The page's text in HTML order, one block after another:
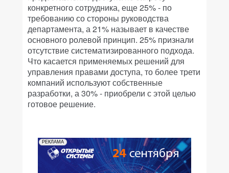
конкретного сотрудника, еще 25% - по
требованию со стороны руководства
департамента, а 21% называет в качестве
основного ролевой принцип. 25% признали
отсутствие систематизированного подхода.
Что касается применяемых решений для
управления правами доступа, то более трети
компаний используют собственные
разработки, а 30% - приобрели с этой целью
готовое решение.
РЕКЛАМА